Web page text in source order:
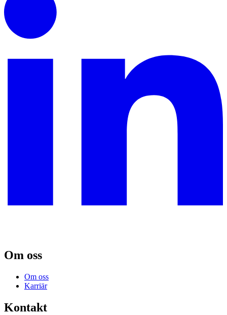
Om oss
Om oss
Karriär
Kontakt